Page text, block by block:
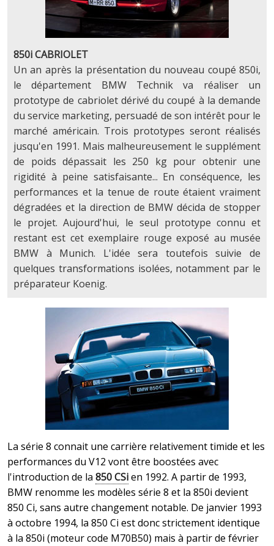
850i CABRIOLET
Un an après la présentation du nouveau coupé 850i,
le département BMW Technik va réaliser un
prototype de cabriolet dérivé du coupé à la demande
du service marketing, persuadé de son intérêt pour le
marché américain. Trois prototypes seront réalisés
jusqu'en 1991. Mais malheureusement le supplément
de poids dépassait les 250 kg pour obtenir une
rigidité à peine satisfaisante... En conséquence, les
performances et la tenue de route étaient vraiment
dégradées et la direction de BMW décida de stopper
le projet. Aujourd'hui, le seul prototype connu et
restant est cet exemplaire rouge exposé au musée
BMW à Munich. L'idée sera toutefois suivie de
quelques transformations isolées, notamment par le
préparateur Koenig.
La série 8 connait une carrière relativement timide et les
performances du V12 vont être boostées avec
l'introduction de la 850 CSien 1992. A partir de 1993,
BMW renomme les modèles série 8 et la 850i devient
850 Ci, sans autre changement notable. De janvier 1993
à octobre 1994, la 850 Ci est donc strictement identique
à la 850i (moteur code M70B50) mais à partir de février